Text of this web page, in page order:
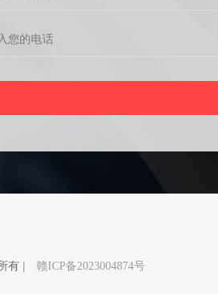
有 | 赣ICP备2023004874号